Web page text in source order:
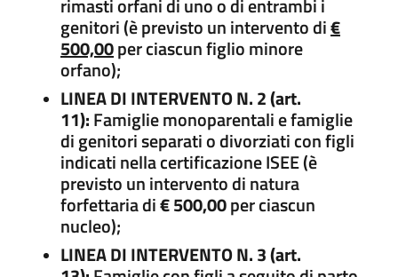
genitori (è previsto un intervento di€
500,00per ciascun figlio minore
orfano);
LINEA DI INTERVENTO N. 2 (art.
11):Famiglie monoparentali e famiglie
di genitori separati o divorziati con figli
indicati nella certificazione ISEE (è
previsto un intervento di natura
forfettaria di€ 500,00per ciascun
nucleo);
LINEA DI INTERVENTO N. 3 (art.